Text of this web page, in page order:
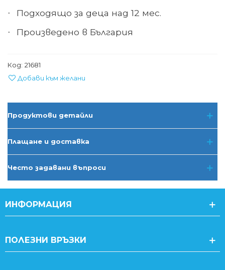
· Подходящо за деца над 12 мес.
· Произведено в България
Код: 21681
Добави към желани
Продуктови детайли
Плащане и доставка
Често задавани въпроси
ИНФОРМАЦИЯ
ПОЛЕЗНИ ВРЪЗКИ